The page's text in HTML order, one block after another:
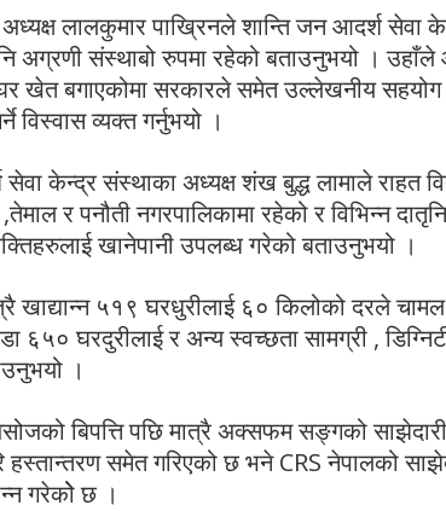
अध्यक्ष लालकुमार पाख्रिनले शान्ति जन आदर्श सेवा
अग्रणी संस्थाबो रुपमा रहेको बताउनुभयो । उहाँले
घर खेत बगाएकोमा सरकारले समेत उल्लेखनीय
विस्वास व्यक्त गर्नुभयो ।
केन्द्र संस्थाका अध्यक्ष शंख बुद्ध लामाले राहत
र पनौती नगरपालिकामा रहेको र विभिन्न
खानेपानी उपलब्ध गरेको बताउनुभयो ।
खाद्यान्न ५१९ घरधुरीलाई ६० किलोको दरले चामल
६५० घरदुरीलाई र अन्य स्वच्छता सामग्री ,
।
बिपत्ति पछि मात्रै अक्सफम सङ्गको
हस्तान्तरण समेत गरिएको छ भने CRS नेपालको
गरेकोे छ ।